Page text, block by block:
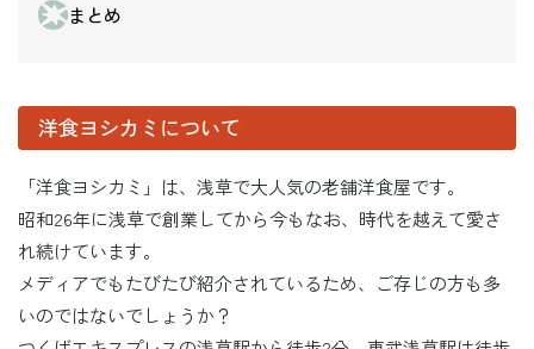
まとめ
洋食ヨシカミについて
「洋食ヨシカミ」は、浅草で大人気の老舗洋食屋です。
昭和26年に浅草で創業してから今もなお、時代を越えて愛さ
れ続けています。
メディアでもたびたび紹介されているため、ご存じの方も多
いのではないでしょうか？